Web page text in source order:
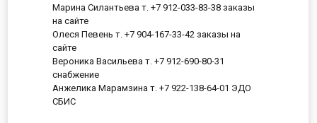
Марина Силантьева т. +7 912-033-83-38 заказы
на сайте
Олеся Певень т. +7 904-167-33-42 заказы на
сайте
Вероника Васильева т. +7 912-690-80-31
снабжение
Анжелика Марамзина т. +7 922-138-64-01 ЭДО
СБИС